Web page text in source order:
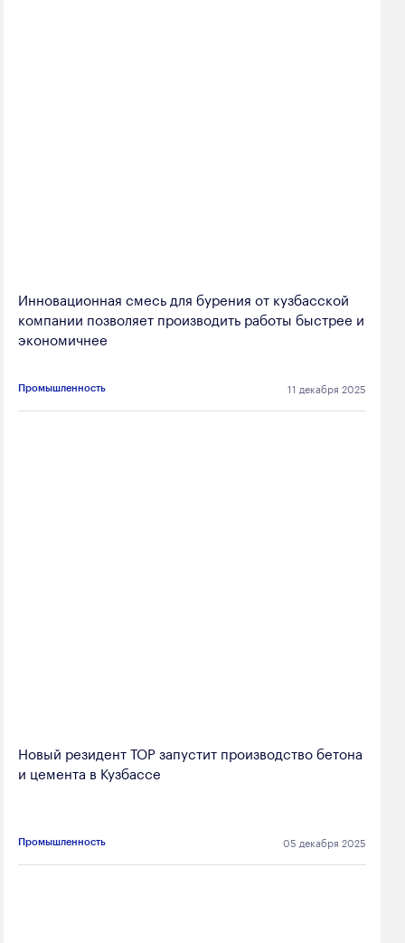
Инновационная смесь для бурения от кузбасской
компании позволяет производить работы быстрее и
экономичнее
Промышленность 11 декабря 2025
Новый резидент ТОР запустит производство бетона
и цемента в Кузбассе
Промышленность 05 декабря 2025